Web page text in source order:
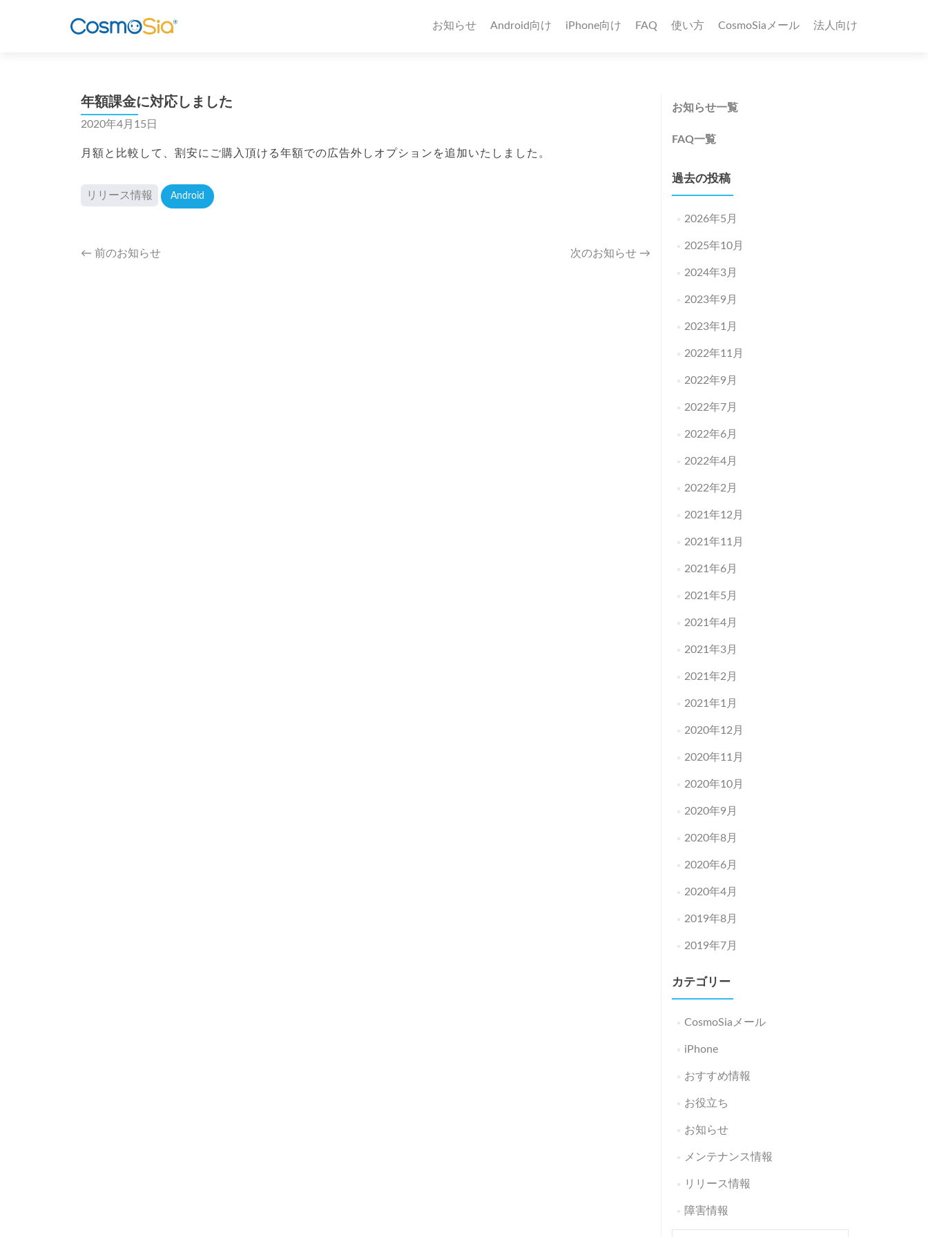
お知らせ Android向け iPhone向け FAQ 使い方 CosmoSiaメール 法人向け
年額課金に対応しました
2020年4月15日
月額と比較して、割安にご購入頂ける年額での広告外しオプションを追加いたしました。
リリース情報 Android
Post
← 前のお知らせ 次のお知らせ →
お知らせ一覧
FAQ一覧
過去の投稿
2026年5月
2025年10月
2024年3月
2023年9月
2023年1月
2022年11月
2022年9月
2022年7月
2022年6月
2022年4月
2022年2月
2021年12月
2021年11月
2021年6月
2021年5月
2021年4月
2021年3月
2021年2月
2021年1月
2020年12月
2020年11月
2020年10月
2020年9月
2020年8月
2020年6月
2020年4月
2019年8月
2019年7月
カテゴリー
CosmoSiaメール
iPhone
おすすめ情報
お役立ち
お知らせ
メンテナンス情報
リリース情報
障害情報